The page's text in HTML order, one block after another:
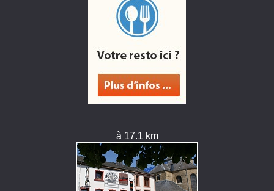
à 17.1 km